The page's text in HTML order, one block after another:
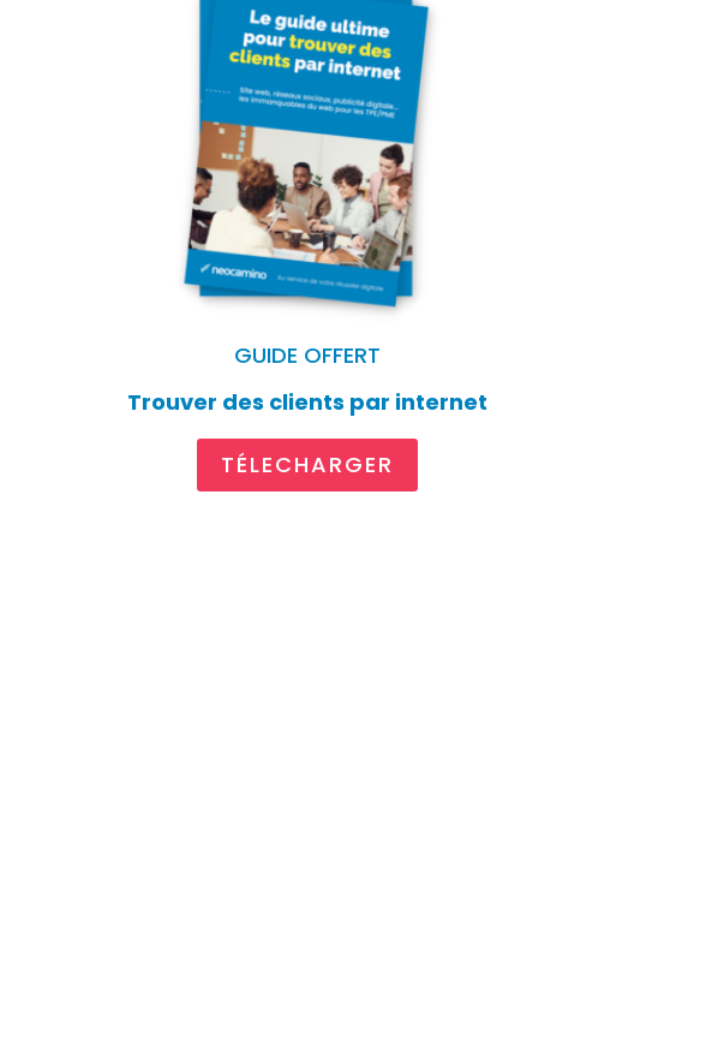
GUIDE OFFERT
Trouver des clients par internet
TÉLECHARGER